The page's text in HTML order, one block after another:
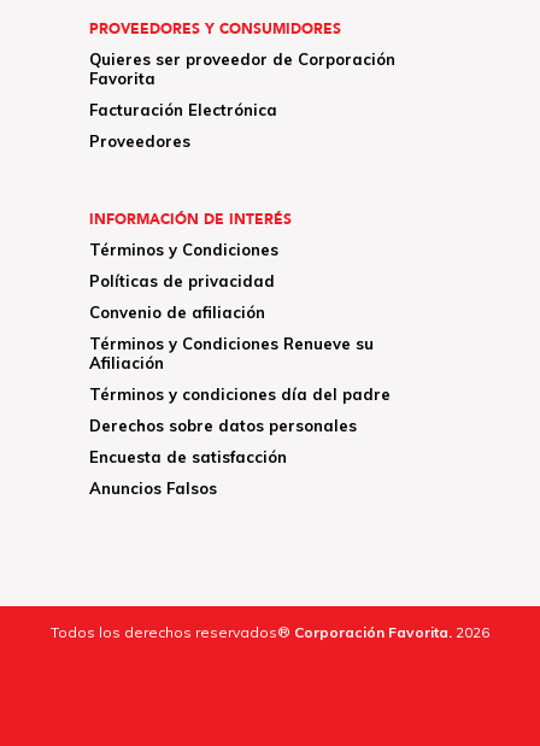
PROVEEDORES Y CONSUMIDORES
Quieres ser proveedor de Corporación
Favorita
Facturación Electrónica
Proveedores
INFORMACIÓN DE INTERÉS
Términos y Condiciones
Políticas de privacidad
Convenio de afiliación
Términos y Condiciones Renueve su
Afiliación
Términos y condiciones día del padre
Derechos sobre datos personales
Encuesta de satisfacción
Anuncios Falsos
Todos los derechos reservados® Corporación Favorita. 2026